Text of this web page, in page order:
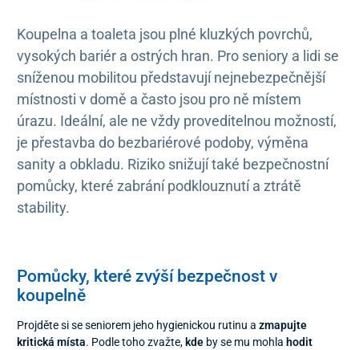
Koupelna a toaleta jsou plné kluzkých povrchů,
vysokých bariér a ostrých hran. Pro seniory a lidi se
sníženou mobilitou představují nejnebezpečnější
místnosti v domě a často jsou pro ně místem
úrazu. Ideální, ale ne vždy proveditelnou možností,
je přestavba do bezbariérové podoby, výměna
sanity a obkladu. Riziko snižují také bezpečnostní
pomůcky, které zabrání podklouznutí a ztrátě
stability.
Pomůcky, které zvýší bezpečnost v
koupelně
Projděte si se seniorem jeho hygienickou rutinu a zmapujte
kritická místa. Podle toho zvažte, kde by se mu mohla hodit